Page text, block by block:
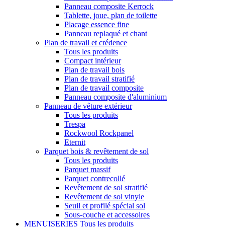
Panneau composite Kerrock
Tablette, joue, plan de toilette
Placage essence fine
Panneau replaqué et chant
Plan de travail et crédence
Tous les produits
Compact intérieur
Plan de travail bois
Plan de travail stratifié
Plan de travail composite
Panneau composite d'aluminium
Panneau de vêture extérieur
Tous les produits
Trespa
Rockwool Rockpanel
Eternit
Parquet bois & revêtement de sol
Tous les produits
Parquet massif
Parquet contrecollé
Revêtement de sol stratifié
Revêtement de sol vinyle
Seuil et profilé spécial sol
Sous-couche et accessoires
MENUISERIES Tous les produits